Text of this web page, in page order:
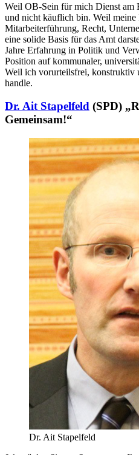
Weil OB-Sein für mich Dienst am
und nicht käuflich bin. Weil meine
Mitarbeiterführung, Recht,
eine solide Basis für das Amt
Jahre Erfahrung in Politik und
Position auf kommunaler,
Weil ich vorurteilsfrei, konstruktiv
handle.
Dr. Ait Stapelfeld (SPD)
Gemeinsam!“
Dr. Ait Stapelfeld